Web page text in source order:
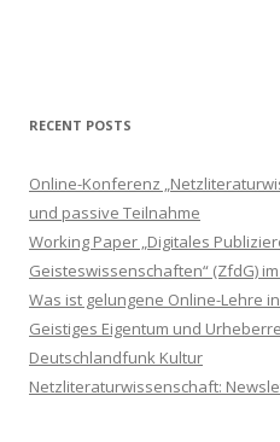
RECENT POSTS
Online-Konferenz
und passive Teilnahme
Working Paper „Digitales
Geisteswissenschaften“ (ZfdG)
Was ist gelungene Online-Lehre
Geistiges Eigentum und
Deutschlandfunk Kultur
Netzliteraturwissenschaft: